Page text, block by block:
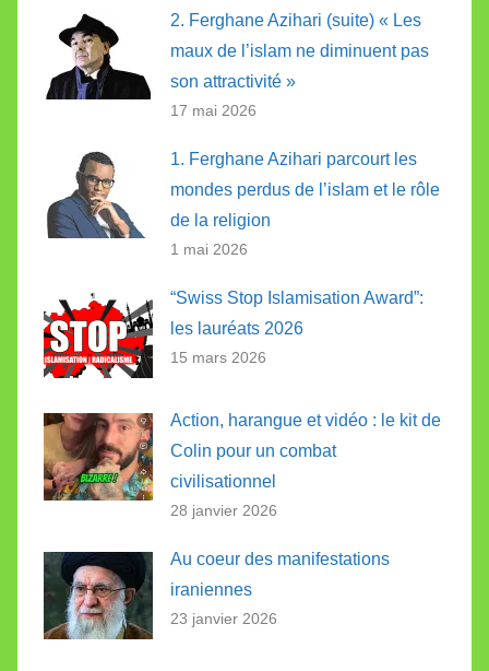
2. Ferghane Azihari (suite) « Les
maux de l’islam ne diminuent pas
son attractivité »
17 mai 2026
1. Ferghane Azihari parcourt les
mondes perdus de l’islam et le rôle
de la religion
1 mai 2026
“Swiss Stop Islamisation Award”:
les lauréats 2026
15 mars 2026
Action, harangue et vidéo : le kit de
Colin pour un combat
civilisationnel
28 janvier 2026
Au coeur des manifestations
iraniennes
23 janvier 2026